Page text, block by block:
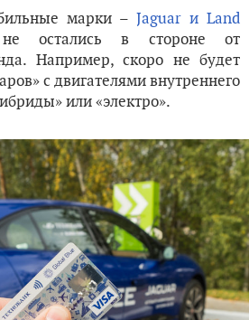
марки – Jaguar и Land
остались в стороне от
Например, скоро не будет
с двигателями внутреннего
или «электро».